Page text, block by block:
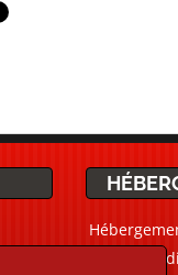
CMS